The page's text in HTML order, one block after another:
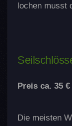
lochen musst
Preis ca. 35
Die meisten